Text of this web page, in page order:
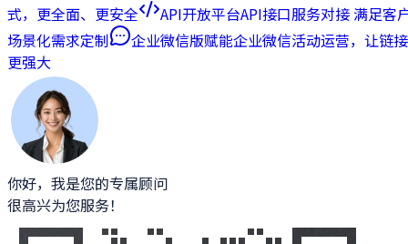
式，更全面、更安全
API开放平台API接口服务对接 满足客
场景化需求定制
企业微信版赋能企业微信活动运营，让链接
更强大
你好，我是您的专属顾问
很高兴为您服务！